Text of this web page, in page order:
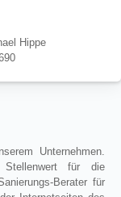
Hippe
Unternehmen.
Stellenwert für die
Berater für